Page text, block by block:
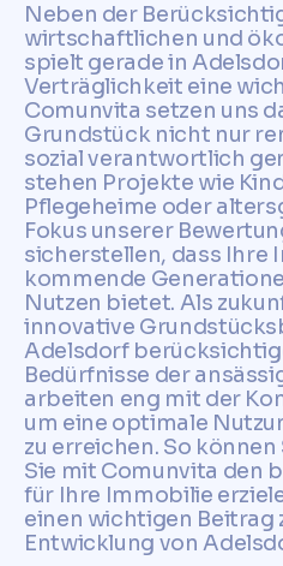
Neben der
wirtschaftlichen und
spielt gerade in
Verträglichkeit eine
Comunvita setzen uns
Grundstück nicht nur
sozial verantwortlich
stehen Projekte wie
Pflegeheime oder
Fokus unserer
sicherstellen, dass Ihre
kommende
Nutzen bietet. Als
innovative
Adelsdorf
Bedürfnisse der
arbeiten eng mit der
um eine optimale
zu erreichen. So
Sie mit Comunvita den
für Ihre Immobilie
einen wichtigen Beitrag
Entwicklung von